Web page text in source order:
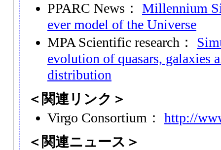
PPARC News： Millennium
ever model of the Universe
MPA Scientific research：
evolution of quasars, galaxies
distribution
＜関連リンク＞
Virgo Consortium： http://
＜関連ニュース＞